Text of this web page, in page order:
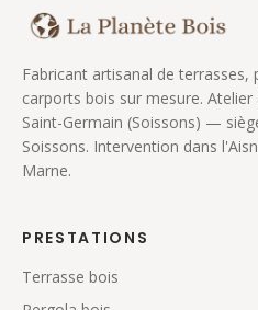
Fabricant artisanal de terrasses,
carports bois sur mesure. Atelier
Saint-Germain (Soissons) —
Soissons. Intervention dans
Marne.
PRESTATIONS
Terrasse bois